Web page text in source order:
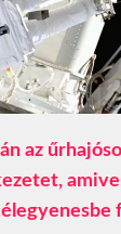
az